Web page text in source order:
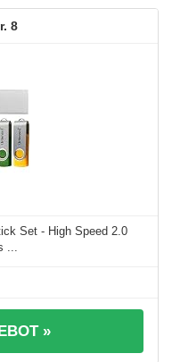
8
Set - High Speed 2.0
»